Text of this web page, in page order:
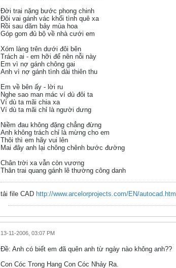
Đời trai nặng bước phong chinh
Đôi vai gánh vác khối tình quê xa
Rồi sau dăm bảy mùa hoa
Góp gom đủ bộ về nhà cưới em
Xóm làng trên dưới đôi bên
Trách ai - em hỡi để nên nỗi này
Em vì nợ gánh chông gai
Anh vì nợ gánh tình dài thiên thu
Em về bên ấy - lời ru
Nghe sao man mác ví dù đôi ta
Ví dù ta mãi chia xa
Ví dù ta mãi chỉ là người dưng
Niềm đau không đặng chẳng đừng
Anh không trách chỉ là mừng cho em
Thôi thì em hãy vui lên
Mai đây anh lại chông chênh bước đường
Chân trời xa vẫn còn vương
Thân trai quang gánh lẽ thường công danh
tải file CAD http://www.arcelorprojects.com/EN/autocad.htm
13-11-2006, 03:07 PM
Ðề: Anh có biết em đã quên anh từ ngày nào không anh??
Con Cóc Trong Hang Con Cóc Nhảy Ra.